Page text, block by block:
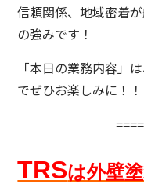
信頼関係、地域密着
の強みです！
「本日の業務内容」
でぜひお楽しみに！！
TRSは外壁